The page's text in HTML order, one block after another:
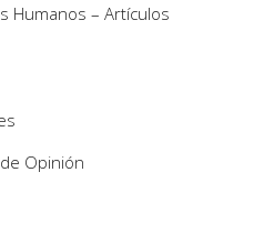
Humanos – Artículos
Opinión